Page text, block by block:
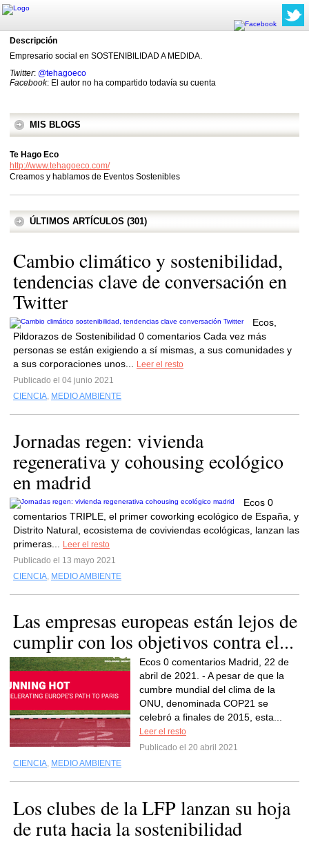
Descripción
Empresario social en SOSTENIBILIDAD A MEDIDA.
Twitter: @tehagoeco
Facebook: El autor no ha compartido todavía su cuenta
MIS BLOGS
Te Hago Eco
http://www.tehagoeco.com/
Creamos y hablamos de Eventos Sostenibles
ÚLTIMOS ARTÍCULOS (301)
Cambio climático y sostenibilidad,
tendencias clave de conversación en
Twitter
Ecos,
Pildorazos de Sostenibilidad 0 comentarios Cada vez más
personas se están exigiendo a sí mismas, a sus comunidades y
a sus corporaciones unos...
Leer el resto
Publicado el 04 junio 2021
CIENCIA, MEDIO AMBIENTE
Jornadas regen: vivienda
regenerativa y cohousing ecológico
en madrid
Ecos 0
comentarios TRIPLE, el primer coworking ecológico de España, y
Distrito Natural, ecosistema de coviviendas ecológicas, lanzan las
primeras...
Leer el resto
Publicado el 13 mayo 2021
CIENCIA, MEDIO AMBIENTE
Las empresas europeas están lejos de
cumplir con los objetivos contra el...
Ecos 0 comentarios Madrid, 22 de
abril de 2021. - A pesar de que la
cumbre mundial del clima de la
ONU, denominada COP21 se
celebró a finales de 2015, esta...
Leer el resto
Publicado el 20 abril 2021
CIENCIA, MEDIO AMBIENTE
Los clubes de la LFP lanzan su hoja
de ruta hacia la sostenibilidad